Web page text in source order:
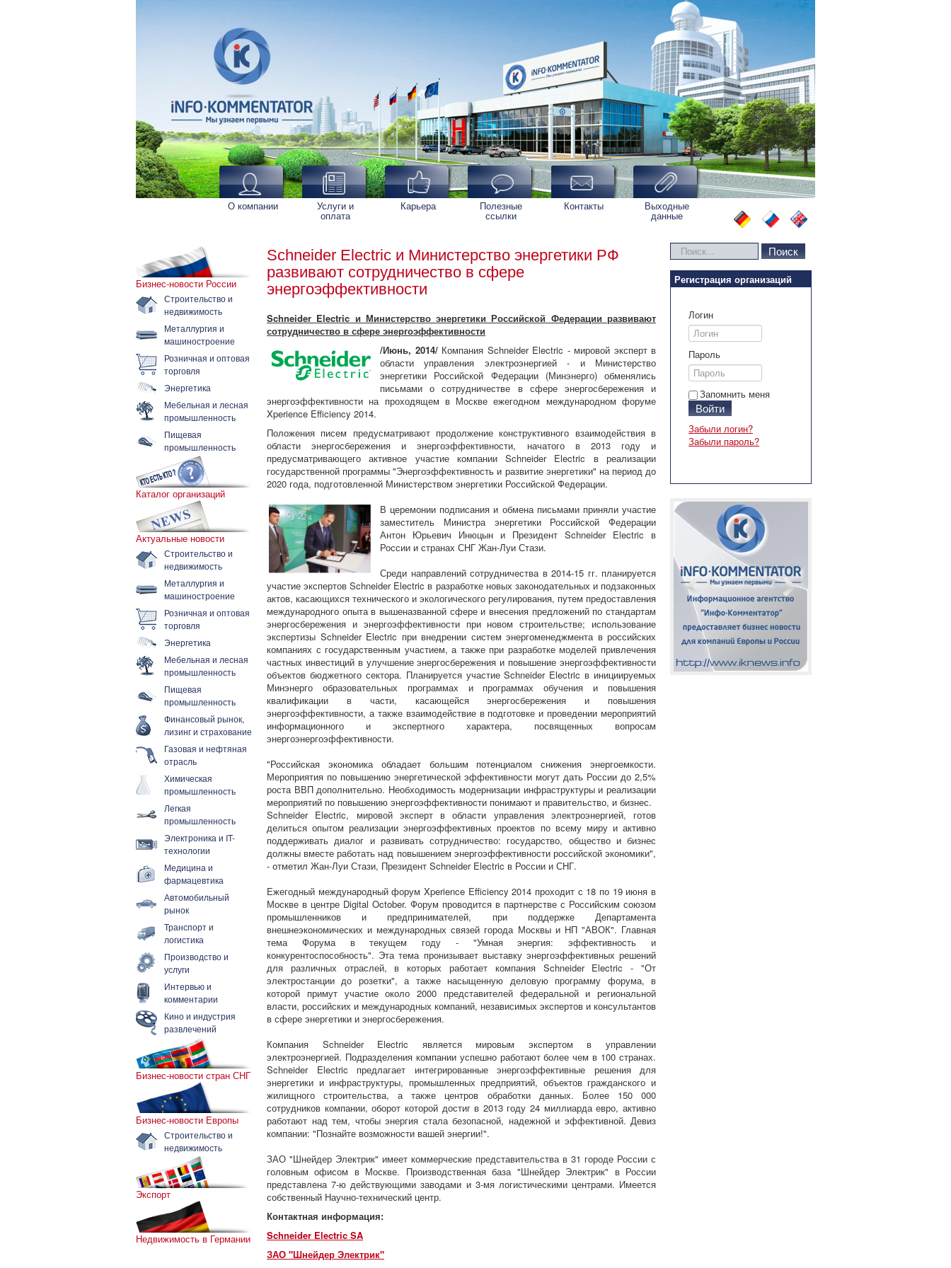
О компании Услуги и
оплата
Карьера Полезные
ссылки
Контакты Выходные
данные
Бизнес-новости России
Строительство и
недвижимость
Металлургия и
машиностроение
Розничная и оптовая
торговля
Энергетика
Мебельная и лесная
промышленность
Пищевая
промышленность
Каталог организаций
Актуальные новости
Строительство и
недвижимость
Металлургия и
машиностроение
Розничная и оптовая
торговля
Энергетика
Мебельная и лесная
промышленность
Пищевая
промышленность
Финансовый рынок,
лизинг и страхование
Газовая и нефтяная
отрасль
Химическая
промышленность
Легкая
промышленность
Электроника и IT-
технологии
Медицина и
фармацевтика
Автомобильный
рынок
Транспорт и
логистика
Производство и
услуги
Интервью и
комментарии
Кино и индустрия
развлечений
Бизнес-новости стран СНГ
Бизнес-новости Европы
Строительство и
недвижимость
Экспорт
Недвижимость в Германии
Schneider Electric и Министерство энергетики РФ
развивают сотрудничество в сфере
энергоэффективности
Schneider Electric и Министерство энергетики Российской Федерации развивают
сотрудничество в сфере энергоэффективности
/Июнь, 2014/Компания Schneider Electric - мировой эксперт в
области управления электроэнергией - и Министерство
энергетики Российской Федерации (Минэнерго) обменялись
письмами о сотрудничестве в сфере энергосбережения и
энергоэффективности на проходящем в Москве ежегодном международном форуме
Xperience Efficiency 2014.
Положения писем предусматривают продолжение конструктивного взаимодействия в
области энергосбережения и энергоэффективности, начатого в 2013 году и
предусматривающего активное участие компании Schneider Electric в реализации
государственной программы "Энергоэффективность и развитие энергетики" на период до
2020 года, подготовленной Министерством энергетики Российской Федерации.
В церемонии подписания и обмена письмами приняли участие
заместитель Министра энергетики Российской Федерации
Антон Юрьевич Инюцын и Президент Schneider Electric в
России и странах СНГ Жан-Луи Стази.
Среди направлений сотрудничества в 2014-15 гг. планируется
участие экспертов Schneider Electric в разработке новых законодательных и подзаконных
актов, касающихся технического и экологического регулирования, путем предоставления
международного опыта в вышеназванной сфере и внесения предложений по стандартам
энергосбережения и энергоэффективности при новом строительстве; использование
экспертизы Schneider Electric при внедрении систем энергоменеджмента в российских
компаниях с государственным участием, а также при разработке моделей привлечения
частных инвестиций в улучшение энергосбережения и повышение энергоэффективности
объектов бюджетного сектора. Планируется участие Schneider Electric в инициируемых
Минэнерго образовательных программах и программах обучения и повышения
квалификации в части, касающейся энергосбережения и повышения
энергоэффективности, а также взаимодействие в подготовке и проведении мероприятий
информационного и экспертного характера, посвященных вопросам
энергоэнергоэффективности.
"Российская экономика обладает большим потенциалом снижения энергоемкости.
Мероприятия по повышению энергетической эффективности могут дать России до 2,5%
роста ВВП дополнительно. Необходимость модернизации инфраструктуры и реализации
мероприятий по повышению энергоэффективности понимают и правительство, и бизнес.
Schneider Electric, мировой эксперт в области управления электроэнергией, готов
делиться опытом реализации энергоэффективных проектов по всему миру и активно
поддерживать диалог и развивать сотрудничество: государство, общество и бизнес
должны вместе работать над повышением энергоэффективности российской экономики",
- отметил Жан-Луи Стази, Президент Schneider Electric в России и СНГ.
Ежегодный международный форум Xperience Efficiency 2014 проходит с 18 по 19 июня в
Москве в центре Digital October. Форум проводится в партнерстве с Российским союзом
промышленников и предпринимателей, при поддержке Департамента
внешнеэкономических и международных связей города Москвы и НП "АВОК". Главная
тема Форума в текущем году - "Умная энергия: эффективность и
конкурентоспособность". Эта тема пронизывает выставку энергоэффективных решений
для различных отраслей, в которых работает компания Schneider Electric - "От
электростанции до розетки", а также насыщенную деловую программу форума, в
которой примут участие около 2000 представителей федеральной и региональной
власти, российских и международных компаний, независимых экспертов и консультантов
в сфере энергетики и энергосбережения.
Компания Schneider Electric является мировым экспертом в управлении
электроэнергией. Подразделения компании успешно работают более чем в 100 странах.
Schneider Electric предлагает интегрированные энергоэффективные решения для
энергетики и инфраструктуры, промышленных предприятий, объектов гражданского и
жилищного строительства, а также центров обработки данных. Более 150 000
сотрудников компании, оборот которой достиг в 2013 году 24 миллиарда евро, активно
работают над тем, чтобы энергия стала безопасной, надежной и эффективной. Девиз
компании: "Познайте возможности вашей энергии!".
ЗАО "Шнейдер Электрик" имеет коммерческие представительства в 31 городе России с
головным офисом в Москве. Производственная база "Шнейдер Электрик" в России
представлена 7-ю действующими заводами и 3-мя логистическими центрами. Имеется
собственный Научно-технический центр.
Контактная информация:
Schneider Electric SA
ЗАО "Шнейдер Электрик"
Искать... Поиск
Регистрация организаций
Логин
Пароль
Запомнить меня
Войти
Забыли логин?
Забыли пароль?